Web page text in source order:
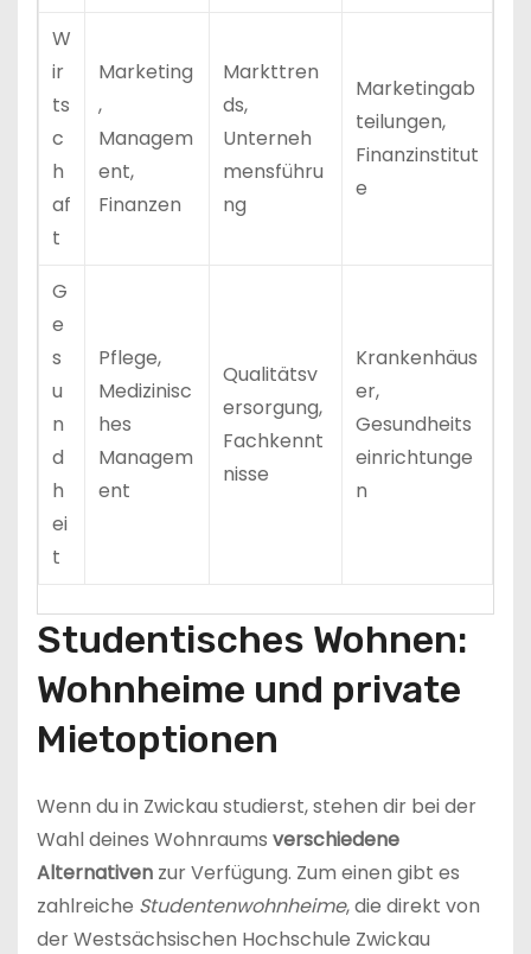
W
ir
ts
c
h
af
t
Marketing
,
Managem
ent,
Finanzen
Markttren
ds,
Unterneh
mensführu
ng
Marketingab
teilungen,
Finanzinstitut
e
G
e
s
u
n
d
h
ei
t
Pflege,
Medizinisc
hes
Managem
ent
Qualitätsv
ersorgung,
Fachkennt
nisse
Krankenhäus
er,
Gesundheits
einrichtunge
n
Studentisches Wohnen:
Wohnheime und private
Mietoptionen
Wenn du in Zwickau studierst, stehen dir bei der
Wahl deines Wohnraums verschiedene
Alternativen zur Verfügung. Zum einen gibt es
zahlreiche Studentenwohnheime, die direkt von
der Westsächsischen Hochschule Zwickau